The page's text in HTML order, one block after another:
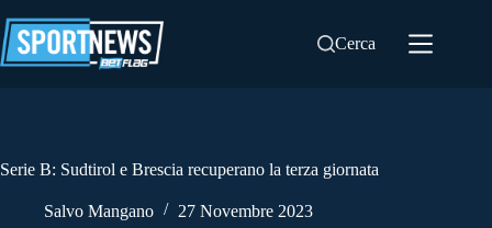
al
contenuto
Cerca
Serie B: Sudtirol e Brescia recuperano la terza giornata
Salvo Mangano 27 Novembre 2023